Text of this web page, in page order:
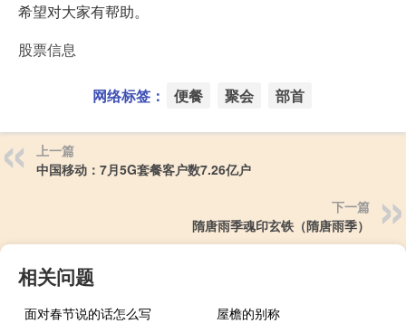
希望对大家有帮助。
股票信息
网络标签： 便餐 聚会 部首
上一篇
中国移动：7月5G套餐客户数7.26亿户
下一篇
隋唐雨季魂印玄铁（隋唐雨季）
相关问题
面对春节说的话怎么写
屋檐的别称